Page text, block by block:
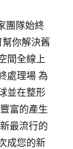
團隊始終
你解決舊
間全線上
處理場 為
並在整形
富的產生
最流行的
成您的新